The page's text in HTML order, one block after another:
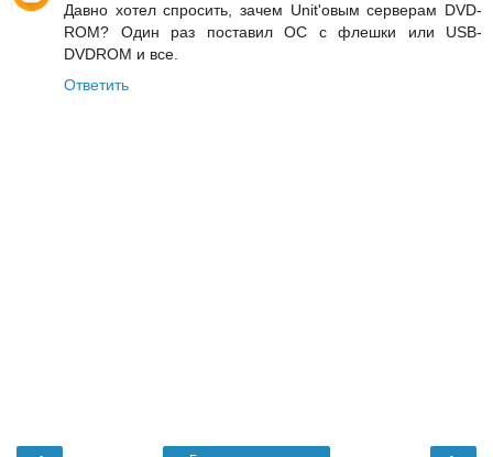
Давно хотел спросить, зачем Unit'овым серверам DVD-
ROM? Один раз поставил ОС с флешки или USB-
DVDROM и все.
Ответить